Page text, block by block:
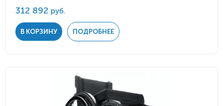
312 892 руб.
В КОРЗИНУ ПОДРОБНЕЕ